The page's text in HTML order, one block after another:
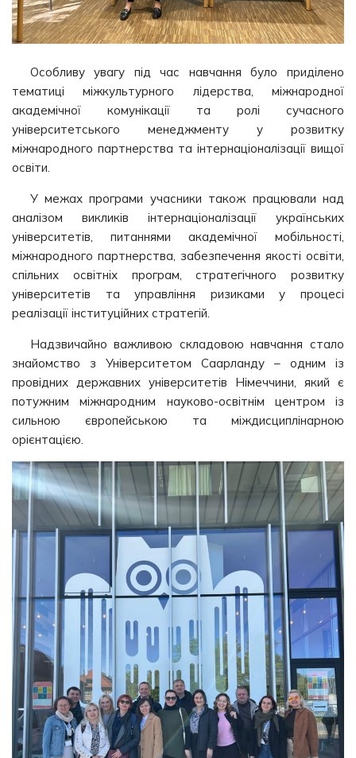
Особливу увагу під час навчання було приділено
тематиці міжкультурного лідерства, міжнародної
академічної комунікації та ролі сучасного
університетського менеджменту у розвитку
міжнародного партнерства та інтернаціоналізації вищої
освіти.
У межах програми учасники також працювали над
аналізом викликів інтернаціоналізації українських
університетів, питаннями академічної мобільності,
міжнародного партнерства, забезпечення якості освіти,
спільних освітніх програм, стратегічного розвитку
університетів та управління ризиками у процесі
реалізації інституційних стратегій.
Надзвичайно важливою складовою навчання стало
знайомство з Університетом Саарланду – одним із
провідних державних університетів Німеччини, який є
потужним міжнародним науково-освітнім центром із
сильною європейською та міждисциплінарною
орієнтацією.